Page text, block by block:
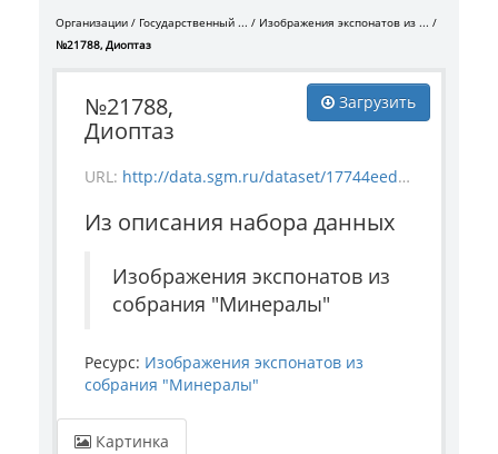
Организации Государственный ...
Изображения экспонатов из ...
№21788, Диоптаз
Загрузить
№21788,
Диоптаз
URL: http://data.sgm.ru/dataset/17744eed-27fa-4a9a-bc72-4e657fa570af/resource/b4aaef97-89d3-4f37-9f0b-095bd95abb9a/download/mineral_21788.jpg
Из описания набора данных
Изображения экспонатов из
собрания "Минералы"
Ресурс: Изображения экспонатов из
собрания "Минералы"
Картинка